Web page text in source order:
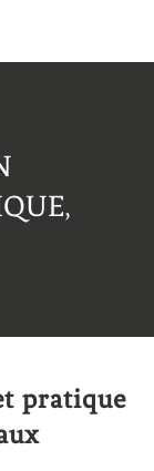
pratique